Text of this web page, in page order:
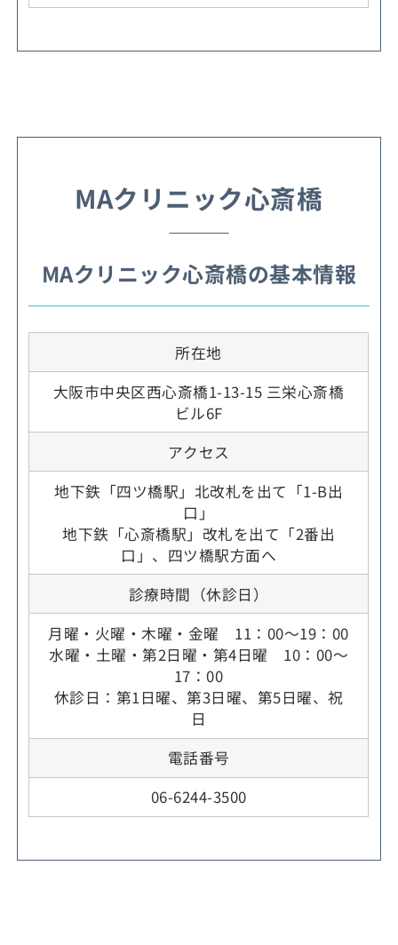
MAクリニック心斎橋
MAクリニック心斎橋の基本情報
所在地
大阪市中央区西心斎橋1-13-15 三栄心斎橋
ビル6F
アクセス
地下鉄「四ツ橋駅」北改札を出て「1-B出
口」
地下鉄「心斎橋駅」改札を出て「2番出
口」、四ツ橋駅方面へ
診療時間（休診日）
月曜・火曜・木曜・金曜 11：00～19：00
水曜・土曜・第2日曜・第4日曜 10：00～
17：00
休診日：第1日曜、第3日曜、第5日曜、祝
日
電話番号
06-6244-3500